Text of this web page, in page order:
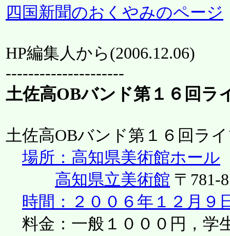
四国新聞のおくやみのページ
HP編集人から(2006.12.06)
---------------------
土佐高OBバンド第１６回ラ
土佐高OBバンド第１６回ラ
場所：高知県美術館ホール
高知県立美術館 〒781-
時間：２００６年１２月
料金：一般１０００円，学